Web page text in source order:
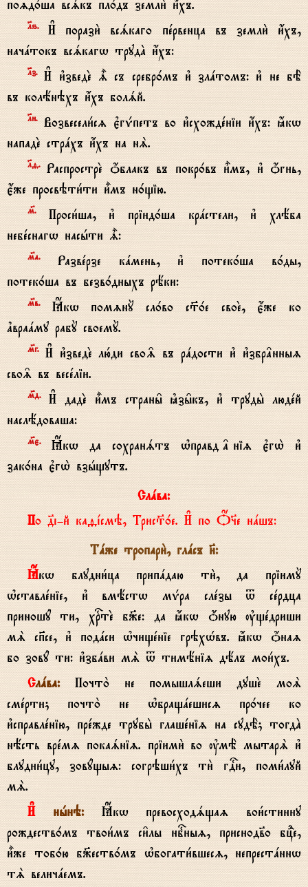
поzд0ша всsкъ пл0дъ земли2 и4хъ.
lѕ.И# порази2 всsкаго пeрвенца въ земли2 и4хъ,
начaтокъ всsкагw трудA и4хъ:
lз.И# и3зведE | съ сребр0мъ и3 злaтомъ: и3 не бЁ
въ колёнэхъ и4хъ болsй.
lи.Возвесели1сz є3гЂпетъ во и3схождeніи и4хъ: ћкw
нападE стрaхъ и4хъ на нS.
lf.РаспрострE џблакъ въ покр0въ и5мъ, и3 џгнь,
є4же просвэти1ти и5мъ н0щію.
м7.Проси1ша, и3 пріид0ша крaстели, и3 хлёба
небeснагw насhти |:
м7а.Развeрзе кaмень, и3 потек0ша в0ды,
потек0ша въ безв0дныхъ рёки:
м7в.Ћкw помzнY сл0во с™0е своE, є4же ко
ґвраaму рабY своемY.
м7г.И# и3зведE лю1ди сво‰ въ рaдости и3 и3збр†нныz
сво‰ въ весeліи.
м7д.И# дадE и5мъ страны6 kзы6къ, и3 труды2 людeй
наслёдоваша:
м7є.Ћкw да сохранsтъ њправд†ніz є3гw2 и3
зак0на є3гw2 взhщутъ.
Слaва:
По д7i-й каfjсмэ, Трис™0е. И# по Џ§е нaшъ:
Тaже тропари2, глaсъ }:
Ћкw блудни1ца припaдаю ти2, да пріимY
њставлeніе, и3 вмёстw мЂра слeзы t сeрдца
приношy ти, хrтE б9е: да ћкw џную ўщeдриши
мS сп7се, и3 подaси њчищeніе грэхHвъ. ћкw џнаz
бо зовy ти: и3збaви мS t тимёніz дёлъ мои1хъ.
Слaва:Почто2 не помышлsеши душE моS
смeрти; почто2 не њбращaешисz пр0чее ко
и3справлeнію, прeжде трубы2 глашeніz на судЁ; тогдA
нёсть врeмz покаsніz. пріими2 во ўмЁ мытарS и3
блудни1цу, зовyщыz: согрэши1хъ ти2 гDи, поми1луй
мS.
И# нhнэ:Ћкw превосходsщаz вои1стинну
рождеств0мъ твои1мъ си6лы нбcныz, приснодв7о бцdе,
и5же тоб0ю б9еств0мъ њбогати1вшесz, непрестaннw
тS величaемъ.